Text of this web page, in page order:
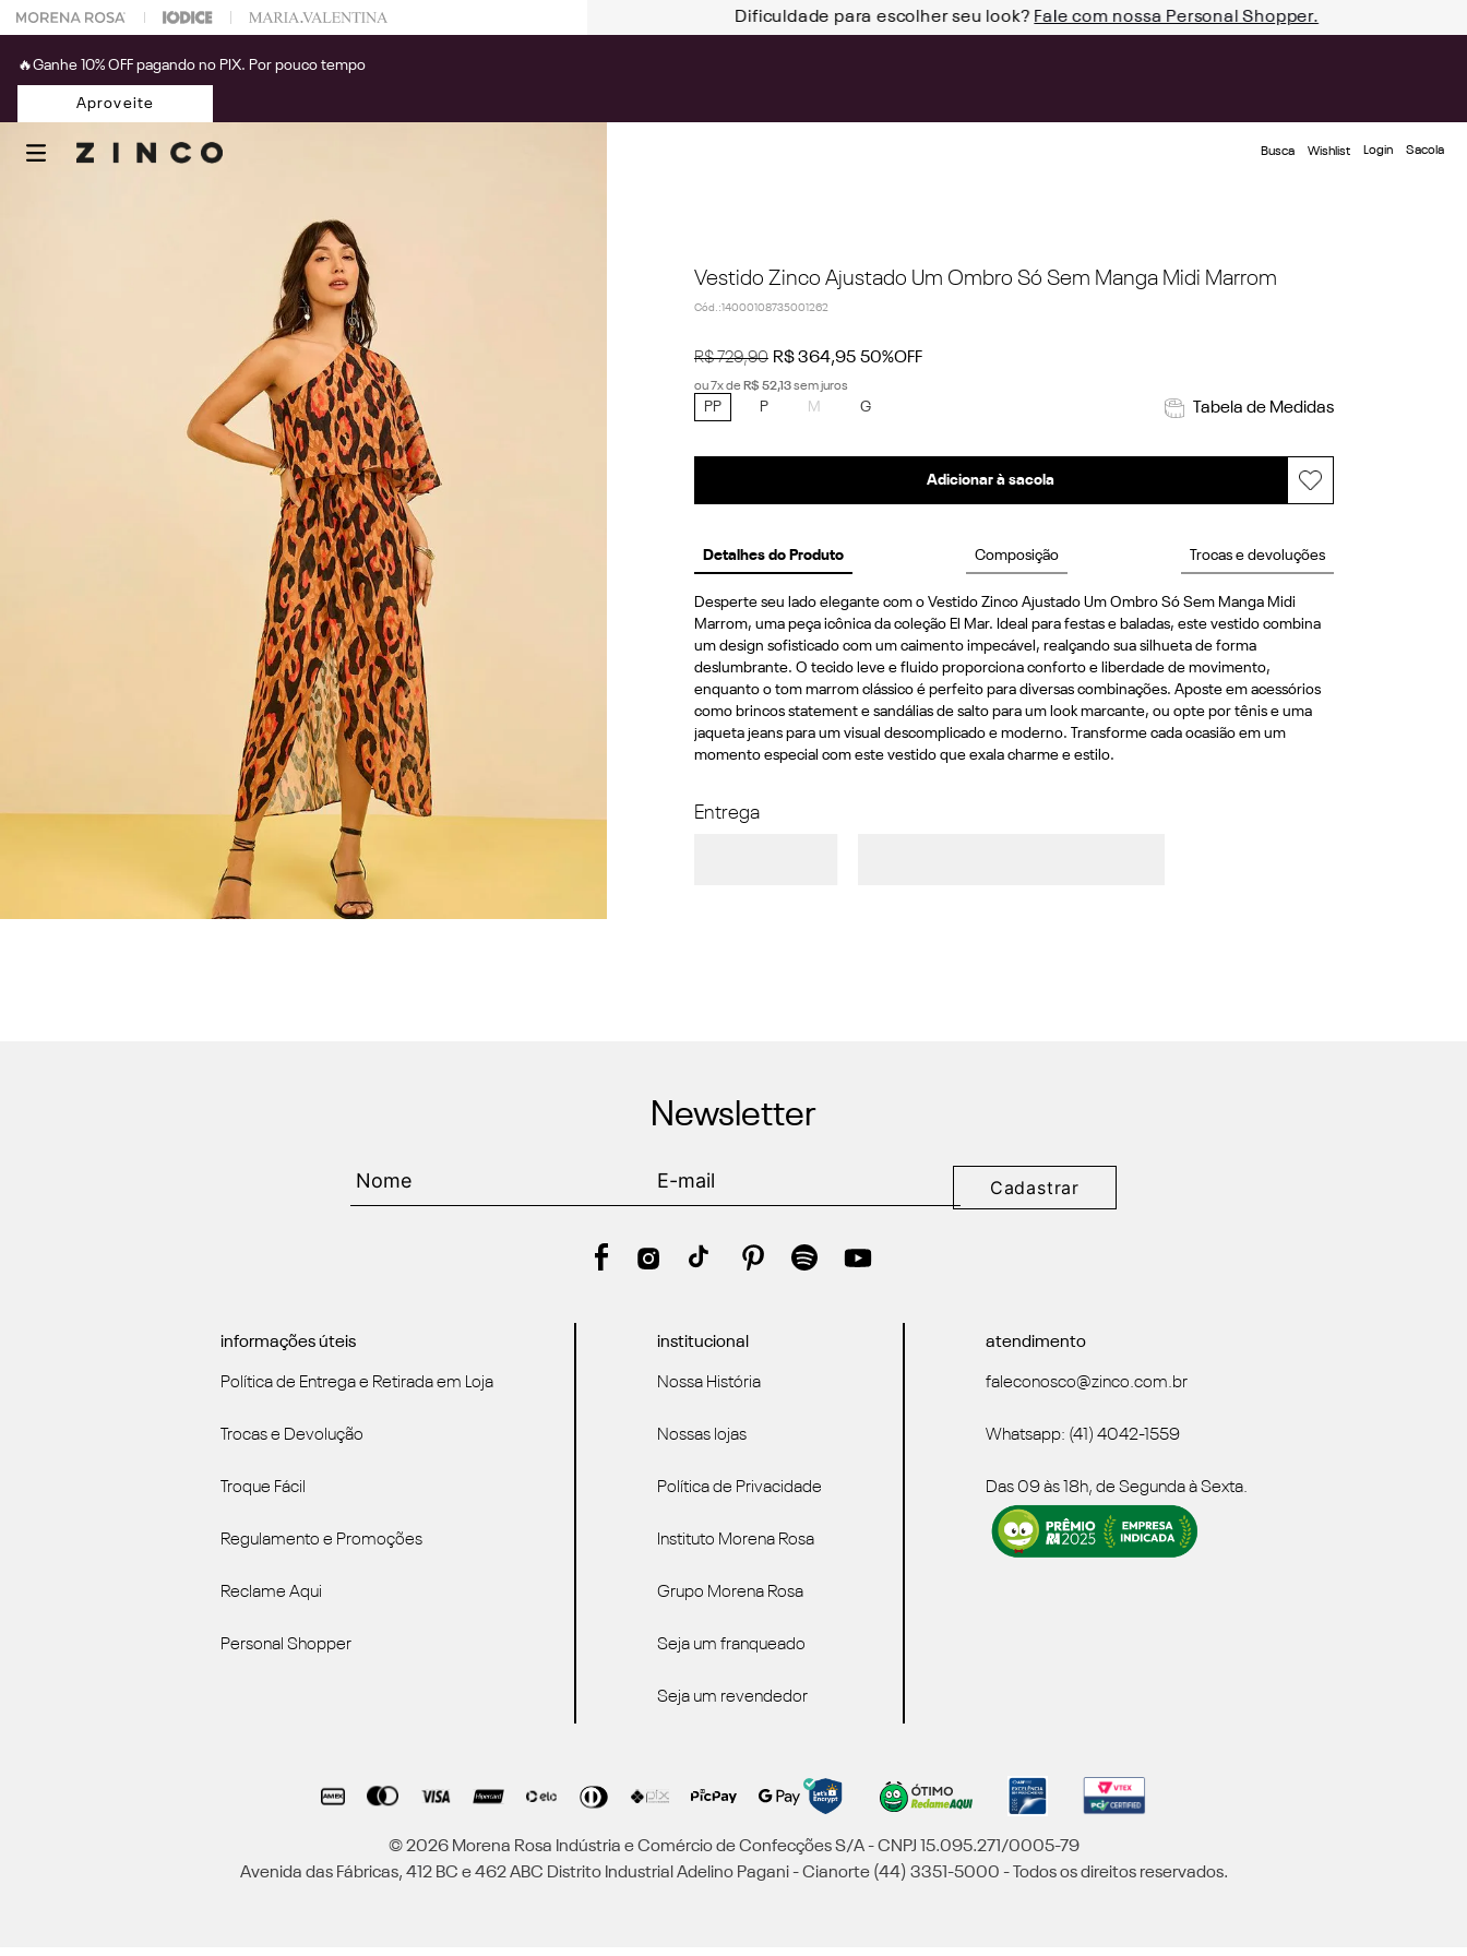
na sua 1° compra usando o cupom: PRIMEIRAZIN Dificuldade para escolher seu look? Fale com nossa Personal Shopper.
🔥Ganhe 10% OFF pagando no PIX. Por pouco tempo
Aproveite
Busca Wishlist Login
Vestido Zinco Ajustado Um Ombro Só Sem Manga Midi Marrom
Cód. :14000108735001262
R$ 729,90 R$364,95 50%OFF
ou7x de R$ 52,13sem juros
PP P M G Tabela de Medidas
Adicionar à sacola
Detalhes do Produto Composição Trocas e devoluções
Desperte seu lado elegante com o Vestido Zinco Ajustado Um Ombro Só Sem Manga Midi
Marrom, uma peça icônica da coleção El Mar. Ideal para festas e baladas, este vestido combina
um design sofisticado com um caimento impecável, realçando sua silhueta de forma
deslumbrante. O tecido leve e fluido proporciona conforto e liberdade de movimento,
enquanto o tom marrom clássico é perfeito para diversas combinações. Aposte em acessórios
como brincos statement e sandálias de salto para um look marcante, ou opte por tênis e uma
jaqueta jeans para um visual descomplicado e moderno. Transforme cada ocasião em um
momento especial com este vestido que exala charme e estilo.
Entrega
Newsletter
Cadastrar
informações úteis
Política de Entrega e Retirada em Loja
Trocas e Devolução
Troque Fácil
Regulamento e Promoções
Reclame Aqui
Personal Shopper
institucional
Nossa História
Nossas lojas
Política de Privacidade
Instituto Morena Rosa
Grupo Morena Rosa
Seja um franqueado
Seja um revendedor
atendimento
faleconosco@zinco.com.br
Whatsapp: (41) 4042-1559
Das 09 às 18h, de Segunda à Sexta.
© 2026 Morena Rosa Indústria e Comércio de Confecções S/A - CNPJ 15.095.271/0005-79
Avenida das Fábricas, 412 BC e 462 ABC Distrito Industrial Adelino Pagani - Cianorte (44) 3351-5000 - Todos os direitos reservados.